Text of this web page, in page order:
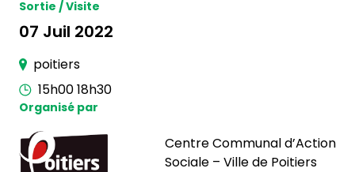
Sortie / Visite
07 Juil 2022
poitiers
15h00 18h30
Organisé par
Centre Communal d’Action
Sociale – Ville de Poitiers